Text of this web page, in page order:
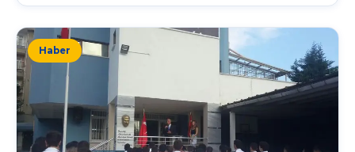
Haber